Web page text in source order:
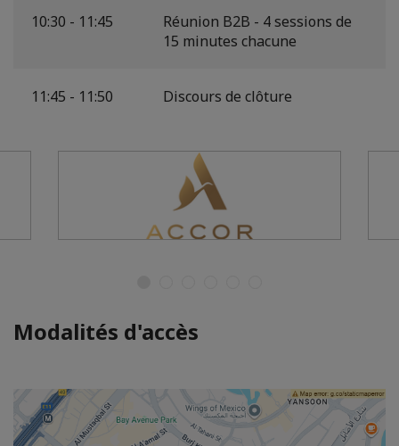
10:30 - 11:45
Réunion B2B - 4 sessions de
15 minutes chacune
11:45 - 11:50 Discours de clôture
Modalités d'accès